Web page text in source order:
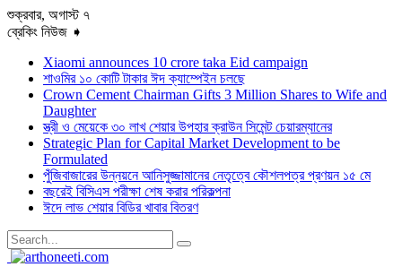
শুক্রবার, অগাস্ট ৭
ব্রেকিং নিউজ ➧
Xiaomi announces 10 crore taka Eid campaign
শাওমির ১০ কোটি টাকার ঈদ ক্যাম্পেইন চলছে
Crown Cement Chairman Gifts 3 Million Shares to Wife and
Daughter
স্ত্রী ও মেয়েকে ৩০ লাখ শেয়ার উপহার ক্রাউন সিমেন্ট চেয়ারম্যানের
Strategic Plan for Capital Market Development to be
Formulated
পুঁজিবাজারের উন্নয়নে আনিসুজ্জামানের নেতৃত্বে কৌশলপত্র প্রণয়ন ১৫ মে
বছরেই বিসিএস পরীক্ষা শেষ করার পরিকল্পনা
ঈদে লাভ শেয়ার বিডির খাবার বিতরণ